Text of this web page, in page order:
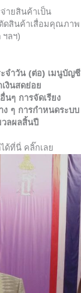
ายสินค้าเป็น
ดสินค้าเสื่อมคุณภาพ
ฯลฯ)
จำวัน (ต่อ) เมนูบัญชี
งินสดย่อย
ๆ การจัดเรียง
ๆ การกำหนดระบบ
ลผลสิ้นปี
ด้ที่นี่ คลิ๊กเลย